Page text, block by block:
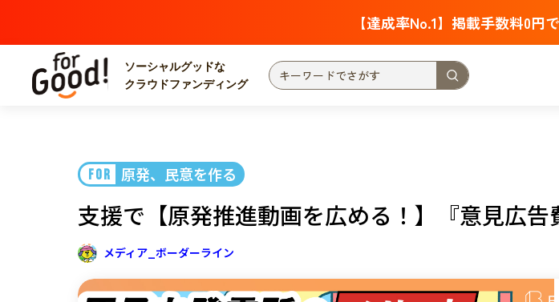
【達成率No.1】掲載手数料0円
ソーシャルグッドな
クラウドファンディング
カテゴリーからさがす
災害
社会貢献
地域からさがす
関東 茨城 栃木 群馬 埼玉 千葉
FOR 原発、民意を作る
支援で【原発推進動画を広める！】『意見広告
メディア_ボーダーライン